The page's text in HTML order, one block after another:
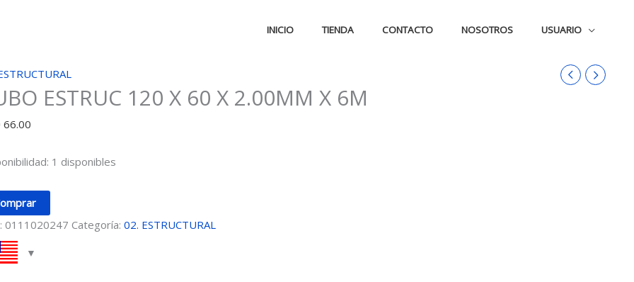
INICIO TIENDA CONTACTO NOSOTROS USUARIO
ESTRUC 120 X 60 X 2.00MM X 6M
66.00
1 disponibles
0111020247 Categoría:02. ESTRUCTURAL